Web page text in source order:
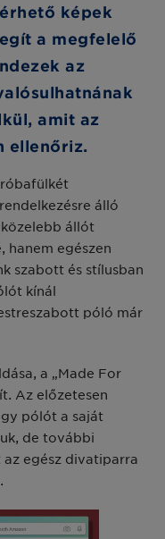
képek
a megfelelő
az
amit az
ellenőriz.
álló
állót
hanem egészen
szabott és stílusban
kínál
póló már
a „Made For
Az előzetesen
pólót a saját
de további
egész divatiparra